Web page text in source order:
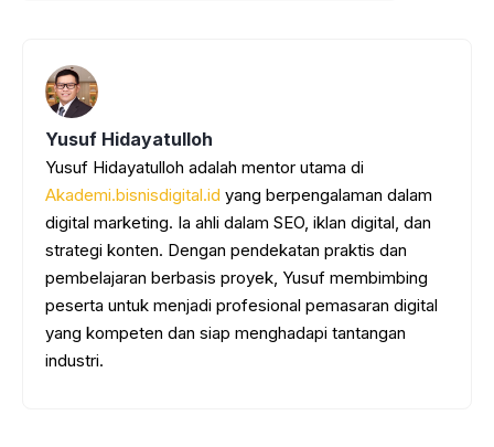
Yusuf Hidayatulloh
Yusuf Hidayatulloh adalah mentor utama di
Akademi.bisnisdigital.id yang berpengalaman dalam
digital marketing. Ia ahli dalam SEO, iklan digital, dan
strategi konten. Dengan pendekatan praktis dan
pembelajaran berbasis proyek, Yusuf membimbing
peserta untuk menjadi profesional pemasaran digital
yang kompeten dan siap menghadapi tantangan
industri.